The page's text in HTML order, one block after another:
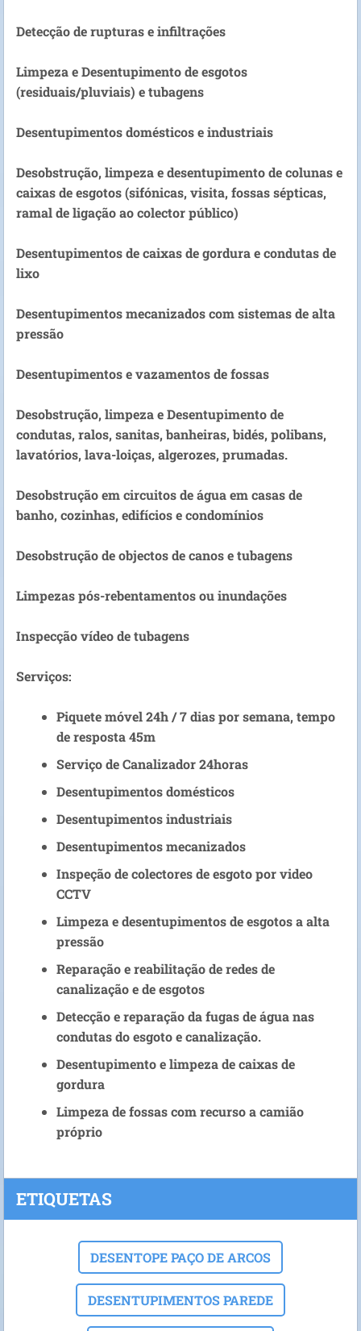
Detecção de rupturas e infiltrações
Limpeza e Desentupimento de esgotos
(residuais/pluviais) e tubagens
Desentupimentos domésticos e industriais
Desobstrução, limpeza e desentupimento de colunas e
caixas de esgotos (sifónicas, visita, fossas sépticas,
ramal de ligação ao colector público)
Desentupimentos de caixas de gordura e condutas de
lixo
Desentupimentos mecanizados com sistemas de alta
pressão
Desentupimentos e vazamentos de fossas
Desobstrução, limpeza e Desentupimento de
condutas, ralos, sanitas, banheiras, bidés, polibans,
lavatórios, lava-loiças, algerozes, prumadas.
Desobstrução em circuitos de água em casas de
banho, cozinhas, edifícios e condomínios
Desobstrução de objectos de canos e tubagens
Limpezas pós-rebentamentos ou inundações
Inspecção vídeo de tubagens
Serviços:
Piquete móvel 24h / 7 dias por semana, tempo
de resposta 45m
Serviço de Canalizador 24horas
Desentupimentos domésticos
Desentupimentos industriais
Desentupimentos mecanizados
Inspeção de colectores de esgoto por video
CCTV
Limpeza e desentupimentos de esgotos a alta
pressão
Reparação e reabilitação de redes de
canalização e de esgotos
Detecção e reparação da fugas de água nas
condutas do esgoto e canalização.
Desentupimento e limpeza de caixas de
gordura
Limpeza de fossas com recurso a camião
próprio
ETIQUETAS
DESENTOPE PAÇO DE ARCOS
DESENTUPIMENTOS PAREDE